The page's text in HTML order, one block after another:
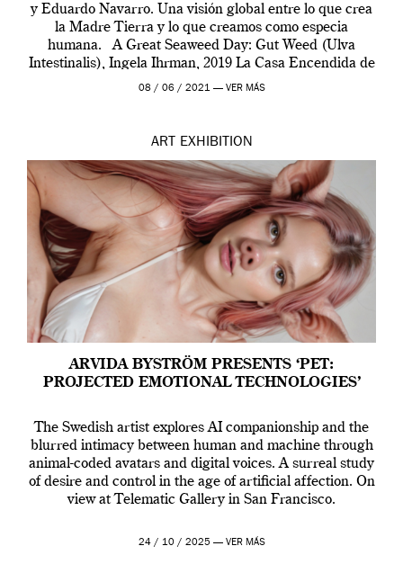
y Eduardo Navarro. Una visión global entre lo que crea
la Madre Tierra y lo que creamos como especia
humana. A Great Seaweed Day: Gut Weed (Ulva
Intestinalis), Ingela Ihrman, 2019 La Casa Encendida de
Madrid y la Wellcome […]
08 / 06 / 2021 — VER MÁS
ART EXHIBITION
ARVIDA BYSTRÖM PRESENTS ‘PET:
PROJECTED EMOTIONAL TECHNOLOGIES’
The Swedish artist explores AI companionship and the
blurred intimacy between human and machine through
animal-coded avatars and digital voices. A surreal study
of desire and control in the age of artificial affection. On
view at Telematic Gallery in San Francisco.
24 / 10 / 2025 — VER MÁS